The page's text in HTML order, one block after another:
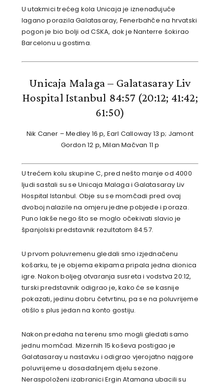
U utakmici trećeg kola Unicaja je iznenađujuće
lagano porazila Galatasaray, Fenerbahče na hrvatski
pogon je bio bolji od CSKA, dok je Nanterre šokirao
Barcelonu u gostima.
Unicaja Malaga – Galatasaray Liv
Hospital Istanbul 84:57 (20:12; 41:42;
61:50)
Nik Caner – Medley 16 p, Earl Calloway 13 p; Jamont
Gordon 12 p, Milan Mačvan 11 p
U trećem kolu skupine C, pred nešto manje od 4000
ljudi sastali su se Unicaja Malaga i Galatasaray Liv
Hospital Istanbul. Obje su se momčadi pred ovaj
dvoboj nalazile na omjeru jedne pobjede i poraza.
Puno lakše nego što se moglo očekivati slavio je
španjolski predstavnik rezultatom 84:57.
U prvom poluvremenu gledali smo izjednačenu
košarku, te je objema ekipama pripala jedna dionica
igre. Nakon boljeg otvaranja susreta i vodstva 20:12,
turski predstavnik odigrao je, kako će se kasnije
pokazati, jedinu dobru četvrtinu, pa se na poluvrijeme
otišlo s plus jedan na konto gostiju.
Nakon predaha na terenu smo mogli gledati samo
jednu momčad. Mizernih 15 koševa postigao je
Galatasaray u nastavku i odigrao vjerojatno najgore
poluvrijeme u dosadašnjem djelu sezone.
Neraspoloženi izabranici Ergin Atamana ubacili su